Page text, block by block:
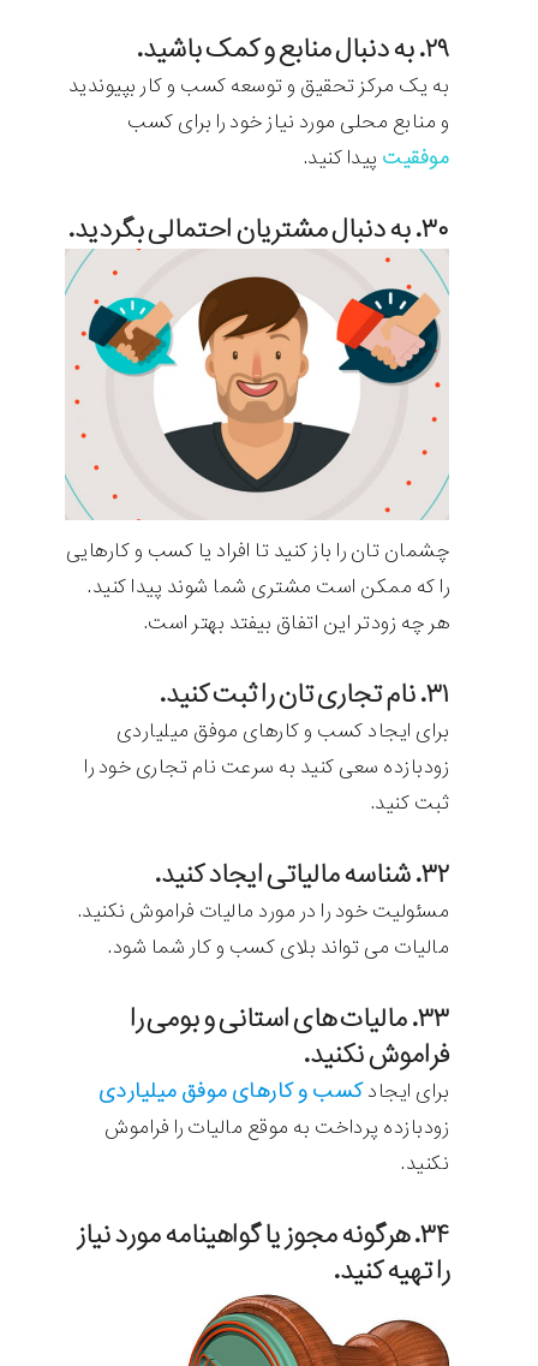
۲۹. به دنبال منابع و کمک باشید.
به یک مرکز تحقیق و توسعه کسب و کار بپیوندید
و منابع محلی مورد نیاز خود را برای کسب
موفقیت پیدا کنید.
۳۰. به دنبال مشتریان احتمالی بگردید.
چشمان تان را باز کنید تا افراد یا کسب و کارهایی
را که ممکن است مشتری شما شوند پیدا کنید.
هر چه زودتر این اتفاق بیفتد بهتر است.
۳۱. نام تجاری تان را ثبت کنید.
برای ایجاد کسب و کارهای موفق میلیاردی
زودبازده سعی کنید به سرعت نام تجاری خود را
ثبت کنید.
۳۲. شناسه مالیاتی ایجاد کنید.
مسئولیت خود را در مورد مالیات فراموش نکنید.
مالیات می تواند بلای کسب و کار شما شود.
۳۳. مالیات های استانی و بومی را
فراموش نکنید.
برای ایجادکسب و کارهای موفق میلیاردی
زودبازده پرداخت به موقع مالیات را فراموش
نکنید.
۳۴. هرگونه مجوز یا گواهینامه مورد نیاز
را تهیه کنید.